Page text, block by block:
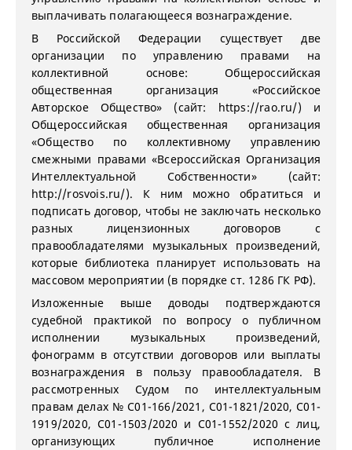
выплачивать полагающееся вознаграждение.
В Российской Федерации существует две
организации по управлению правами на
коллективной основе: Общероссийская
общественная организация «Российское
Авторское Общество» (сайт: https://rao.ru/) и
Общероссийская общественная организация
«Общество по коллективному управлению
смежными правами «Всероссийская Организация
Интеллектуальной Собственности» (сайт:
http://rosvois.ru/). К ним можно обратиться и
подписать договор, чтобы не заключать несколько
разных лицензионных договоров с
правообладателями музыкальных произведений,
которые библиотека планирует использовать на
массовом мероприятии (в порядке ст. 1286 ГК РФ).
Изложенные выше доводы подтверждаются
судебной практикой по вопросу о публичном
исполнении музыкальных произведений,
фонограмм в отсутствии договоров или выплаты
вознаграждения в пользу правообладателя. В
рассмотренных Судом по интеллектуальным
правам делах № С01-166/2021, С01-1821/2020, С01-
1919/2020, С01-1503/2020 и С01-1552/2020 с лиц,
организующих публичное исполнение